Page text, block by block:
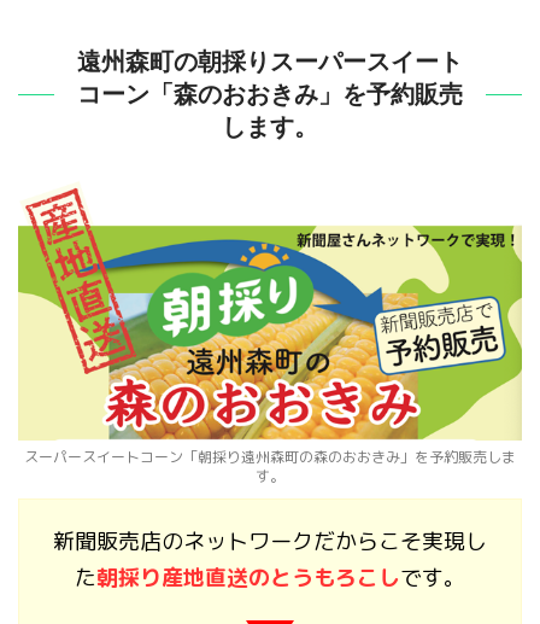
遠州森町の朝採りスーパースイート
コーン「森のおおきみ」を予約販売
します。
スーパースイートコーン「朝採り遠州森町の森のおおきみ」を予約販売しま
す。
新聞販売店のネットワークだからこそ実現し
た朝採り産地直送のとうもろこしです。